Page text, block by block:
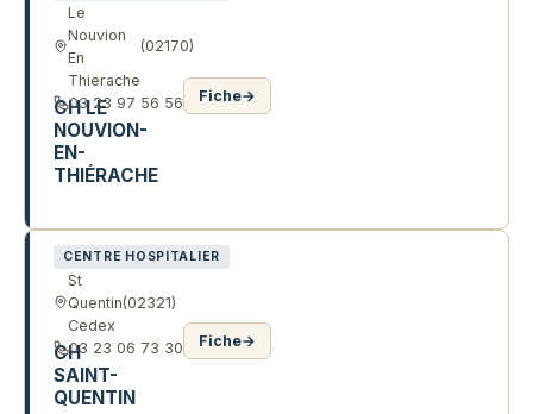
Le
Nouvion
En
Thierache
(02170)
CH LE
NOUVION-
EN-
THIÉRACHE
03 23 97 56 56 Fiche→
CENTRE HOSPITALIER
St
Quentin
Cedex
(02321)
CH
SAINT-
QUENTIN
03 23 06 73 30 Fiche→